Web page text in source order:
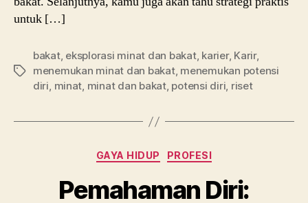
untuk […]
Tags
bakat, eksplorasi minat dan bakat, karier, Karir,
menemukan minat dan bakat, menemukan potensi
diri, minat, minat dan bakat, potensi diri, riset
Categories
GAYA HIDUP PROFESI
Pemahaman Diri: